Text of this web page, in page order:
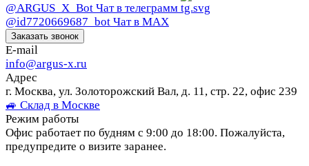
@ARGUS_X_Bot Чат в телеграмм
@id7720669687_bot Чат в МАХ
Заказать звонок
E-mail
info@argus-x.ru
Адрес
г. Москва, ул. Золоторожский Вал, д. 11, стр. 22, офис 239
🚙 Склад в Москве
Режим работы
Офис работает по будням с 9:00 до 18:00. Пожалуйста,
предупредите о визите заранее.